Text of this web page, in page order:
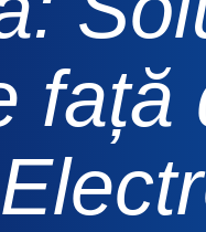
față